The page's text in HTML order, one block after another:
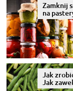
Zamknij
na
Jak
Jak